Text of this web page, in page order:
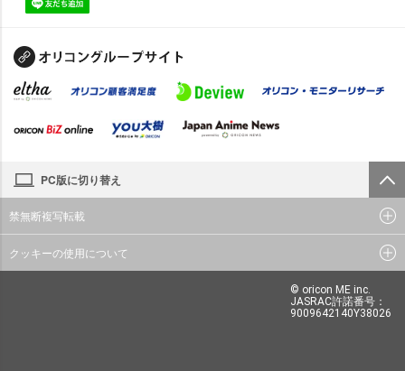
PC版に切り替え
禁無断複写転載
クッキーの使用について
© oricon ME inc.
JASRAC許諾番号：
9009642140Y38026